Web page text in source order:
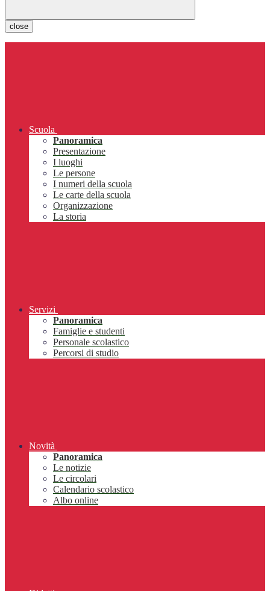
close
Scuola
Panoramica
Presentazione
I luoghi
Le persone
I numeri della scuola
Le carte della scuola
Organizzazione
La storia
Servizi
Panoramica
Famiglie e studenti
Personale scolastico
Percorsi di studio
Novità
Panoramica
Le notizie
Le circolari
Calendario scolastico
Albo online